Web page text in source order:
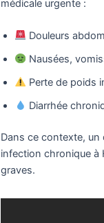
médicale urgente :
Douleurs
Nausées,
Perte de poids
Diarrhée
Dans ce contexte, un
infection chronique à
graves.